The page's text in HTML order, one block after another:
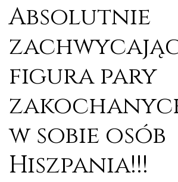
Absolutnie
figura pary
w sobie osób
Hiszpania!!!